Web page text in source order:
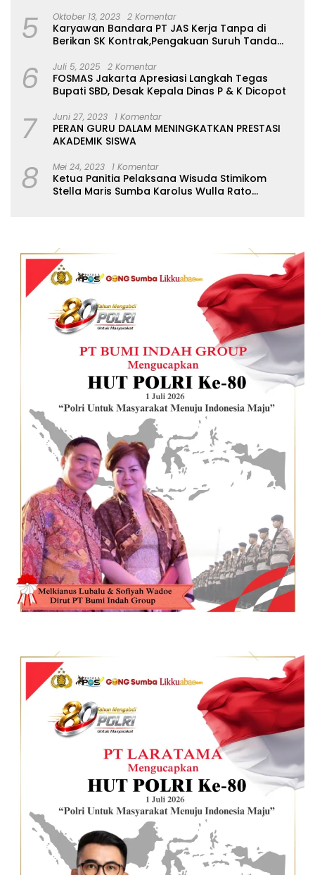
5 Oktober 13, 2023 2 Komentar
Karyawan Bandara PT JAS Kerja Tanpa di
Berikan SK Kontrak,Pengakuan Suruh Tanda
6 Juli 5, 2025 2 Komentar
FOSMAS Jakarta Apresiasi Langkah Tegas
Bupati SBD, Desak Kepala Dinas P & K Dicopot
7 Juni 27, 2023 1 Komentar
PERAN GURU DALAM MENINGKATKAN PRESTASI
AKADEMIK SISWA
8 Mei 24, 2023 1 Komentar
Ketua Panitia Pelaksana Wisuda Stimikom
Stella Maris Sumba Karolus Wulla Rato